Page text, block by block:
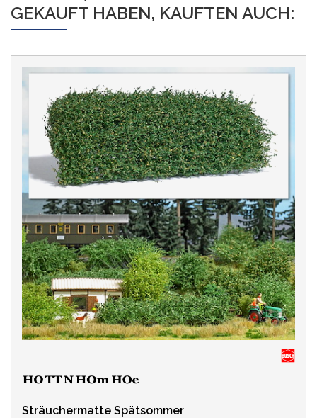
GEKAUFT HABEN, KAUFTEN AUCH:
Sträuchermatte Spätsommer